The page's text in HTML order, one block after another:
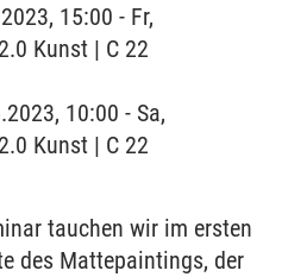
15:00 - Fr,
Kunst | C 22
10:00 - Sa,
Kunst | C 22
tauchen wir im ersten
des Mattepaintings, der